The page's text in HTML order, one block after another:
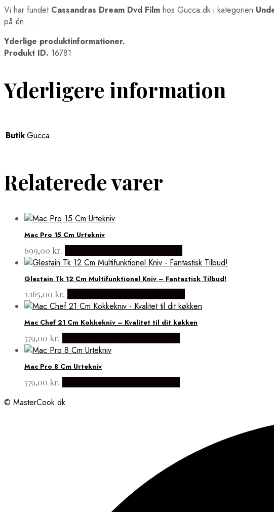
Vi har fundet Cassandras Dream Dvd Film hos Gucca.dk i kategorien
på én …
Yderlige produktinformationer.
Produkt ID. 16781
Yderligere information
ButikGucca
Relaterede varer
Mac Pro 15 Cm Urtekniv
699,00 kr.
Glestain Tk 12 Cm Multifunktionel Kniv – Fantastisk Tilbud!
1.165,00 kr.
Mac Chef 21 Cm Kokkekniv – Kvalitet til dit køkken
579,00 kr.
Mac Pro 8 Cm Urtekniv
579,00 kr.
© MasterCook.dk